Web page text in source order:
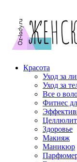
Красота
Уход за
Уход за
Все о
Фитнес
Целлюлит
Здоровье
Макияж
Маникюр